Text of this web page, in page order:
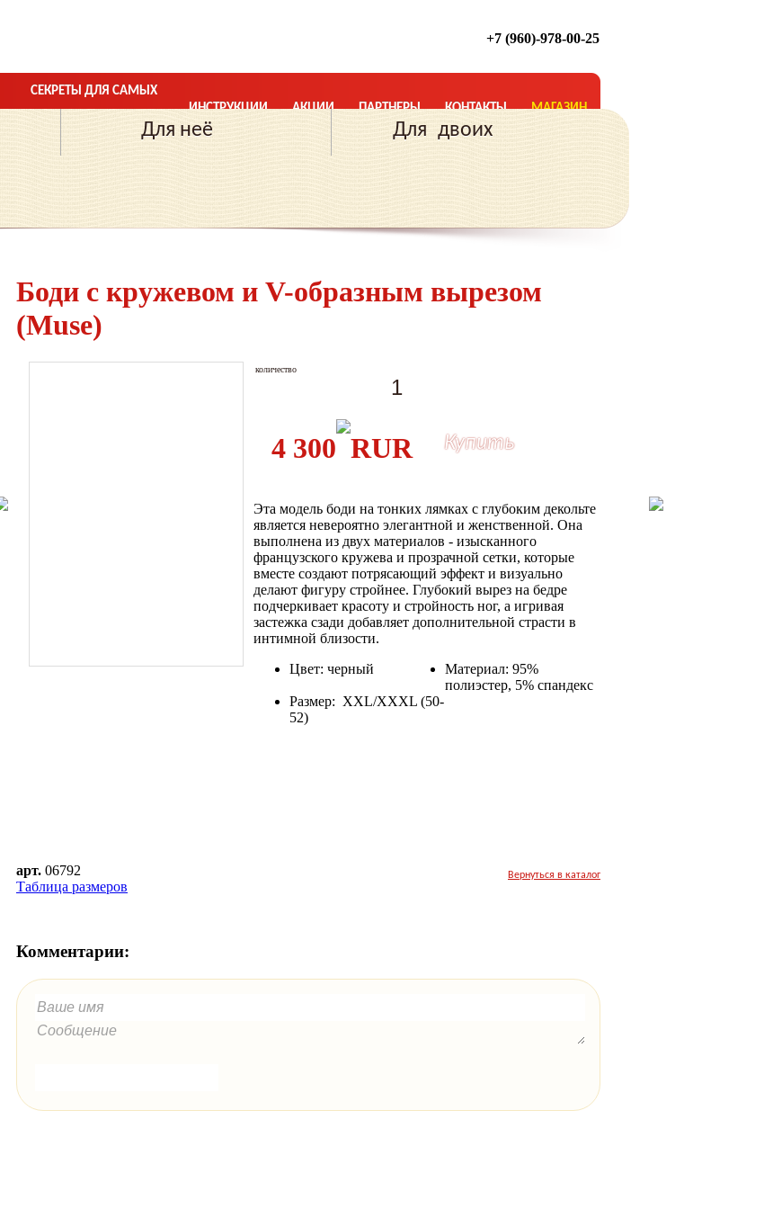
+7 (960)-978-00-25
СЕКРЕТЫ ДЛЯ САМЫХ
БЛИЗКИХ ОТНОШЕНИЙ
ИНСТРУКЦИИ АКЦИИ ПАРТНЕРЫ КОНТАКТЫ МАГАЗИН
Для неё Для двоих
Боди с кружевом и V-образным вырезом
(Muse)
количество
4 300 Купить
Эта модель боди на тонких лямках с глубоким декольте
является невероятно элегантной и женственной. Она
выполнена из двух материалов - изысканного
французского кружева и прозрачной сетки, которые
вместе создают потрясающий эффект и визуально
делают фигуру стройнее. Глубокий вырез на бедре
подчеркивает красоту и стройность ног, а игривая
застежка сзади добавляет дополнительной страсти в
интимной близости.
Цвет: черный
Материал: 95%
полиэстер, 5% спандекс
Размер: XXL/XXXL (50-
52)
арт. 06792
Таблица размеров
Вернуться в каталог
Комментарии: